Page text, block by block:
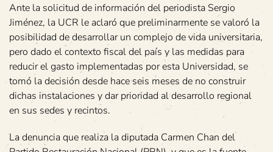
Ante la solicitud de información del periodista Sergio
Jiménez, la UCR le aclaró que preliminarmente se valoró la
posibilidad de desarrollar un complejo de vida universitaria,
pero dado el contexto fiscal del país y las medidas para
reducir el gasto implementadas por esta Universidad, se
tomó la decisión desde hace seis meses de no construir
dichas instalaciones y dar prioridad al desarrollo regional
en sus sedes y recintos.
La denuncia que realiza la diputada Carmen Chan del